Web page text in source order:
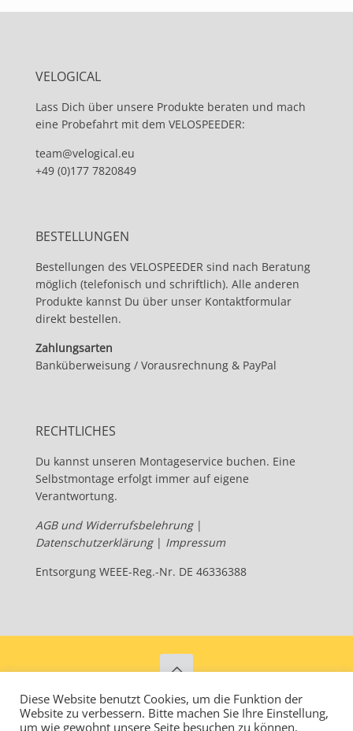
VELOGICAL
Lass Dich über unsere Produkte beraten und mach
eine Probefahrt mit dem VELOSPEEDER:
team@velogical.eu
+49 (0)177 7820849
BESTELLUNGEN
Bestellungen des VELOSPEEDER sind nach Beratung
möglich (telefonisch und schriftlich). Alle anderen
Produkte kannst Du über unser Kontaktformular
direkt bestellen.
Zahlungsarten
Banküberweisung / Vorausrechnung & PayPal
RECHTLICHES
Du kannst unseren Montageservice buchen. Eine
Selbstmontage erfolgt immer auf eigene
Verantwortung.
AGB und Widerrufsbelehrung|
Datenschutzerklärung| Impressum
Entsorgung WEEE-Reg.-Nr. DE 46336388
Velogical – Energize your Ride - Since 2013
Diese Website benutzt Cookies, um die Funktion der
Website zu verbessern. Bitte machen Sie Ihre Einstellung,
um wie gewohnt unsere Seite besuchen zu können.